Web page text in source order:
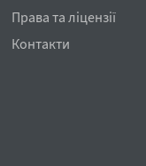
Права та ліцензії
Контакти